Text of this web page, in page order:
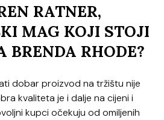
RATNER,
MAG KOJI STOJI
BRENDA RHODE?
dobar proizvod na tržištu nije
kvaliteta je i dalje na cijeni i
kupci očekuju od omiljenih